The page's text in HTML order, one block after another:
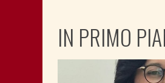
IN PRIMO